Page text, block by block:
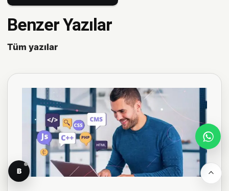
B
Benzer Yazılar
Tüm yazılar